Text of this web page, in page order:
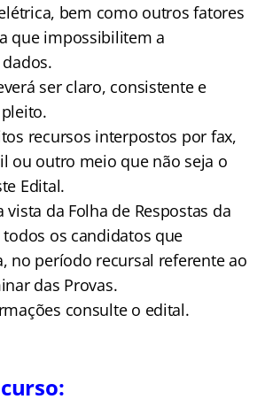
bem como outros fatores
que impossibilitem a
ser claro, consistente e
recursos interpostos por fax,
ou outro meio que não seja o
Edital.
vista da Folha de Respostas da
todos os candidatos que
no período recursal referente ao
das Provas.
consulte o edital.